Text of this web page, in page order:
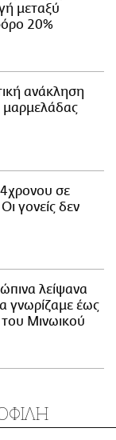
μεταξύ
20%
ανάκληση
μαρμελάδας
σε
γονείς δεν
λείψανα
γνωρίζαμε έως
Μινωικού